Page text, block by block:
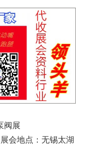
阀展
会地点：无锡太湖